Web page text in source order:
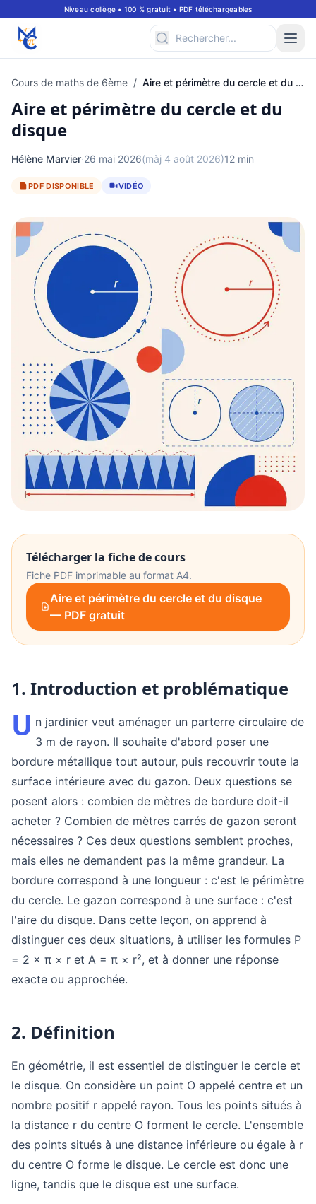
Niveau collège • 100 % gratuit • PDF téléchargeables
Cours de maths de 6ème / Aire et périmètre du cercle et du disque
Aire et périmètre du cercle et du
disque
Hélène Marvier·26 mai 2026(màj 4 août 2026)12 min
PDF DISPONIBLE VIDÉO
Télécharger la fiche de cours
Fiche PDF imprimable au format A4.
Aire et périmètre du cercle et du disque
— PDF gratuit
1. Introduction et problématique
U n jardinier veut aménager un parterre circulaire de
3 m de rayon. Il souhaite d'abord poser une
bordure métallique tout autour, puis recouvrir toute la
surface intérieure avec du gazon. Deux questions se
posent alors : combien de mètres de bordure doit-il
acheter ? Combien de mètres carrés de gazon seront
nécessaires ? Ces deux questions semblent proches,
mais elles ne demandent pas la même grandeur. La
bordure correspond à une longueur : c'est le périmètre
du cercle. Le gazon correspond à une surface : c'est
l'aire du disque. Dans cette leçon, on apprend à
distinguer ces deux situations, à utiliser les formules P
= 2 × π × r et A = π × r², et à donner une réponse
exacte ou approchée.
2. Définition
En géométrie, il est essentiel de distinguer le cercle et
le disque. On considère un point O appelé centre et un
nombre positif r appelé rayon. Tous les points situés à
la distance r du centre O forment le cercle. L'ensemble
des points situés à une distance inférieure ou égale à r
du centre O forme le disque. Le cercle est donc une
ligne, tandis que le disque est une surface.